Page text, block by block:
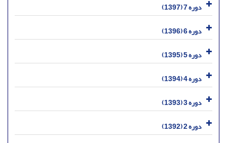
دوره 7 (1397)
دوره 6 (1396)
دوره 5 (1395)
دوره 4 (1394)
دوره 3 (1393)
دوره 2 (1392)